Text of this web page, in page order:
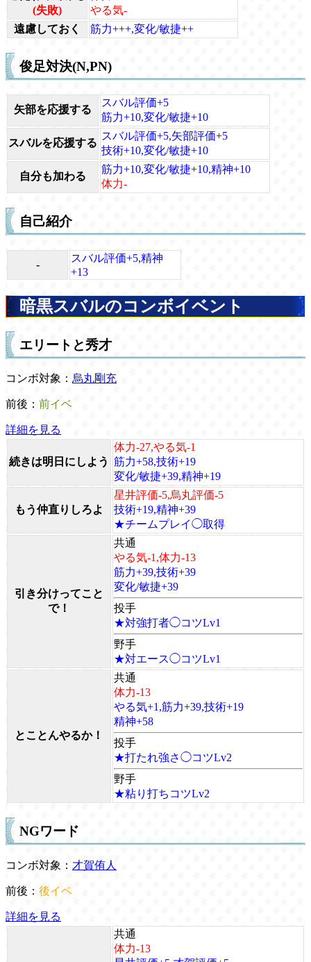
(失敗)
やる気-
遠慮しておく
筋力+++,変化/敏捷++
俊足対決(N,PN)
矢部を応援する
スバル評価+5
筋力+10,変化/敏捷+10
スバルを応援する
スバル評価+5,矢部評価+5
技術+10,変化/敏捷+10
自分も加わる
筋力+10,変化/敏捷+10,精神+10
体力-
自己紹介
-
スバル評価+5,精神
+13
暗黒スバルのコンボイベント
エリートと秀才
コンボ対象： 烏丸剛充
前後： 前イベ
詳細を見る
続きは明日にしよう
体力-27,やる気-1
筋力+58,技術+19
変化/敏捷+39,精神+19
もう仲直りしろよ
星井評価-5,烏丸評価-5
技術+19,精神+39
★チームプレイ◯取得
引き分けってこと
で！
共通
やる気-1,体力-13
筋力+39,技術+39
変化/敏捷+39
投手
★対強打者◯コツLv1
野手
★対エース◯コツLv1
とことんやるか！
共通
体力-13
やる気+1,筋力+39,技術+19
精神+58
投手
★打たれ強さ◯コツLv2
野手
★粘り打ちコツLv2
NGワード
コンボ対象： 才賀侑人
前後： 後イベ
詳細を見る
共通
体力-13